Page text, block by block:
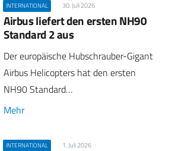
INTERNATIONAL 30. Juli 2026
Airbus liefert den ersten NH90
Standard 2 aus
Der europäische Hubschrauber-Gigant
Airbus Helicopters hat den ersten
NH90 Standard…
Mehr
INTERNATIONAL 1. Juli 2026